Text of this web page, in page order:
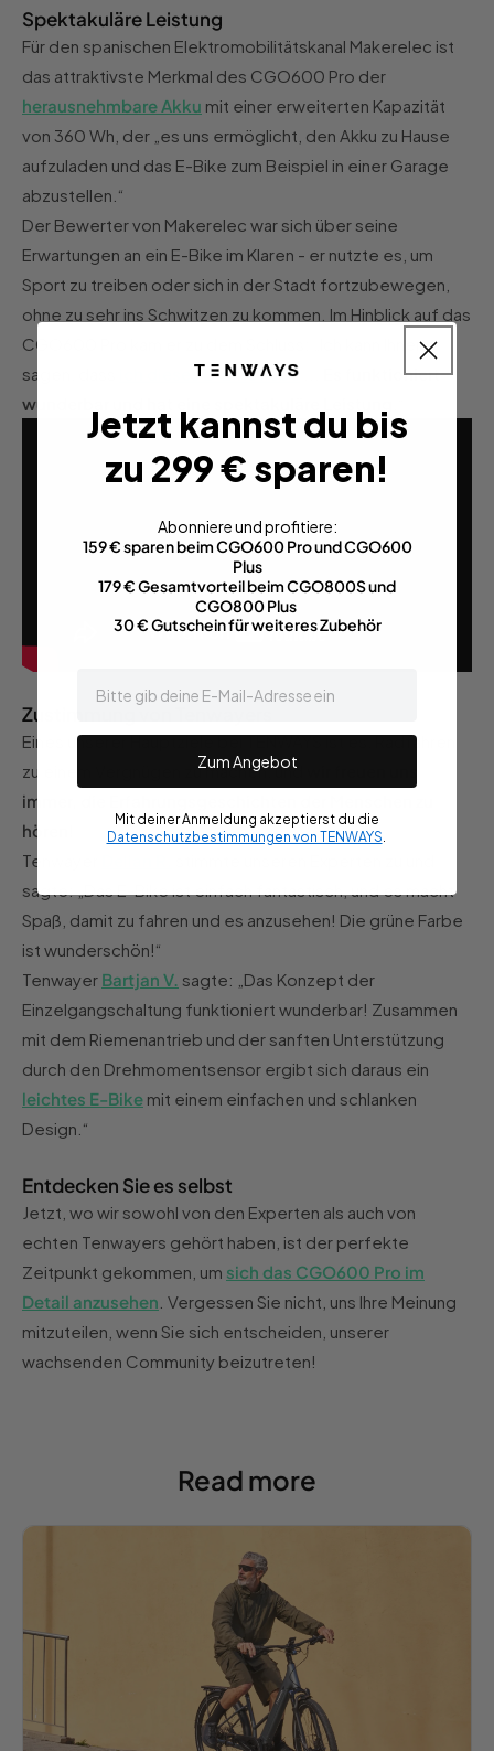
Spektakuläre Leistung
Für den spanischen Elektromobilitätskanal Makerelec ist
das attraktivste Merkmal des CGO600 Pro der
herausnehmbare Akku mit einer erweiterten Kapazität
von 360 Wh, der „es uns ermöglicht, den Akku zu Hause
aufzuladen und das E-Bike zum Beispiel in einer Garage
abzustellen.“
Der Bewerter von Makerelec war sich über seine
Erwartungen an ein E-Bike im Klaren - er nutzte es, um
Sport zu treiben oder sich in der Stadt fortzubewegen,
ohne zu sehr ins Schwitzen zu kommen. Im Hinblick auf das
CGO600 Pro kam er zu dem Schluss: „Ich kann Ihnen
sagen, dass
ich dieses E-Bike liebe
Es funktioniert
wunderbar und hat eine spektakuläre Leistung
Zustimmung von Tenwayers
Eines unserer Hauptziele bei TENWAYS ist es, Radfahren
zu einem Vergnügen zu machen, und
immer, die Erfahrungsgeschichten der Menschen zu
hören!
Tenwayer
sagte: „Das E-Bike ist einfach fantastisch, und es macht
Spaß, damit zu fahren und es anzusehen! Die grüne Farbe
ist wunderschön!“
Tenwayer Bartjan V. sagte: „Das Konzept der
Einzelgangschaltung funktioniert wunderbar! Zusammen
mit dem Riemenantrieb und der sanften Unterstützung
durch den Drehmomentsensor ergibt sich daraus ein
leichtes E-Bike mit einem einfachen und schlanken
Design.“
Entdecken Sie es selbst
Jetzt, wo wir sowohl von den Experten als auch von
echten Tenwayers gehört haben, ist der perfekte
Zeitpunkt gekommen, um sich das CGO600 Pro im
Detail anzusehen . Vergessen Sie nicht, uns Ihre Meinung
mitzuteilen, wenn Sie sich entscheiden, unserer
wachsenden Community beizutreten!
Read more
Jetzt kannst du bis
zu 299 € sparen!
Abonniere und profitiere:
159 € sparen beim CGO600 Pro und CGO600
Plus
179 € Gesamtvorteil beim CGO800S und
CGO800 Plus
30 € Gutschein für weiteres Zubehör
Zum Angebot
Mit deiner Anmeldung akzeptierst du die
Datenschutzbestimmungen von TENWAYS.